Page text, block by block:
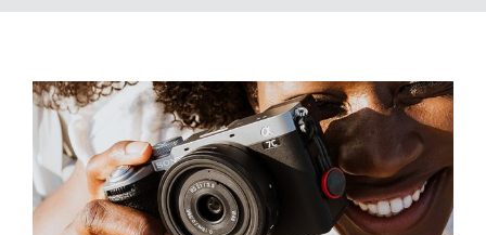
Accessori
La foto del mese